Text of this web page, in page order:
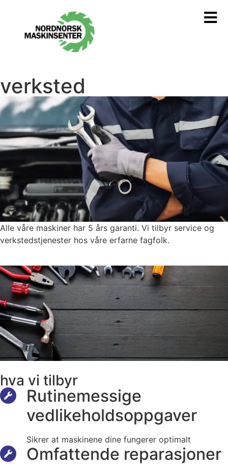
verksted
Alle våre maskiner har 5 års garanti. Vi tilbyr service og
verkstedstjenester hos våre erfarne fagfolk.
hva vi tilbyr
Rutinemessige
vedlikeholdsoppgaver
Sikrer at maskinene dine fungerer optimalt
Omfattende reparasjoner